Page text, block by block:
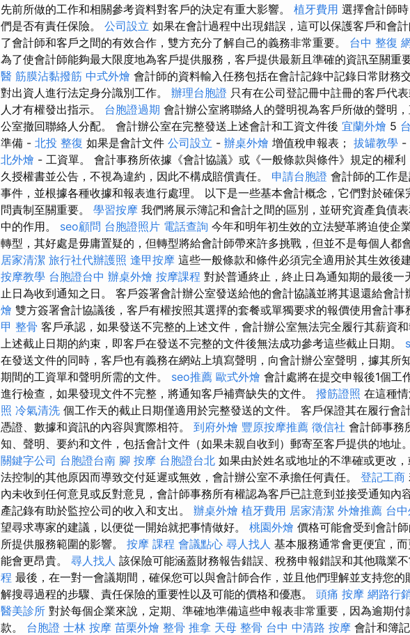
先前所做的工作和相關參考資料對客戶的決定有重大影響。 植牙費用 選擇會計師
們是否有責任保險。 公司設立 如果在會計過程中出現錯誤，這可以保護客戶和會計
了會計師和客戶之間的有效合作，雙方充分了解自己的義務非常重要。 台中 整復
為了使會計師能夠最大限度地為客戶提供服務，客戶提供最新且準確的資訊至關重
醫 筋膜沾黏撥筋 中式外燴 會計師的資料輸入任務包括在會計記錄中記錄日常財務
對出資人進行法定身分識別工作。 辦理台胞證 只有在公司登記冊中註冊的客戶代
人才有權發出指示。 台胞證過期 會計辦公室將聯絡人的聲明視為客戶所做的聲明
公室撤回聯絡人分配。 會計辦公室在完整發送上述會計和工資文件後 宜蘭外燴 5
準備 - 北投 整復 如果是會計文件 公司設立 - 辦桌外燴 增值稅申報表； 拔罐教學 -
北外燴 - 工資單。 會計事務所依據《會計協議》或《一般條款與條件》規定的權利
久授權書並公告，不視為違約，因此不構成賠償責任。 申請台胞證 會計師的工作
事件，並根據各種收據和報表進行處理。 以下是一些基本會計概念，它們對於確保
問責制至關重要。 學習按摩 我們將展示簿記和會計之間的區別，並研究資產負債
中的作用。 seo顧問 台胞證照片 電話查詢 今年和明年初生效的立法變革將迫使企
轉型，其好處是毋庸置疑的，但轉型將給會計師帶來許多挑戰，但並不是每個人都
居家清潔 旅行社代辦護照 逢甲按摩 這些一般條款和條件必須完全適用於其生效後
按摩教學 台胞證台中 辦桌外燴 按摩課程 對於普通終止，終止日為通知期的最後一
止日為收到通知之日。 客戶簽署會計辦公室發送給他的會計協議並將其退還給會計
燴 雙方簽署會計協議後，客戶有權按照其選擇的套餐或單獨要求的報價使用會計事
甲 整骨 客戶承認，如果發送不完整的上述文件，會計辦公室無法完全履行其薪資
上述截止日期的約束，即客戶在發送不完整的文件後無法成功參考這些截止日期。
在發送文件的同時，客戶也有義務在網站上填寫聲明，向會計辦公室聲明，據其所
期間的工資單和聲明所需的文件。 seo推薦 歐式外燴 會計處將在提交申報後1個工
進行檢查，如果發現文件不完整，將通知客戶補齊缺失的文件。 撥筋證照 在這種
照 冷氣清洗 個工作天的截止日期僅適用於完整發送的文件。 客戶保證其在履行會
憑證、數據和資訊的內容與實際相符。 到府外燴 豐原按摩推薦 徵信社 會計師事務
知、聲明、要約和文件，包括會計文件（如果未親自收到）郵寄至客戶提供的地址。
關鍵字公司 台胞證台南 腳 按摩 台胞證台北 如果由於姓名或地址的不準確或更改
法控制的其他原因而導致交付延遲或無效，會計辦公室不承擔任何責任。 登記工商
內未收到任何意見或反對意見，會計師事務所有權認為客戶已註意到並接受通知內
產記錄有助於監控公司的收入和支出。 辦桌外燴 植牙費用 居家清潔 外燴推薦 台
望尋求專家的建議，以便從一開始就把事情做好。 桃園外燴 價格可能會受到會計
所提供服務範圍的影響。 按摩 課程 會議點心 尋人找人 基本服務通常會更便宜，
能會更昂貴。 尋人找人 該保險可能涵蓋財務報告錯誤、稅務申報錯誤和其他職業不
程 最後，在一對一會議期間，確保您可以與會計師合作，並且他們理解並支持您的
解搜尋過程的步驟、責任保險的重要性以及可能的價格和優惠。 頭痛 按摩 網路行
醫美診所 對於每個企業來說，定期、準確地準備這些申報表非常重要，因為逾期付
款。 台胞證 士林 按摩 苗栗外燴 整骨 推拿 天母 整骨 台中 中清路 按摩 會計和簿